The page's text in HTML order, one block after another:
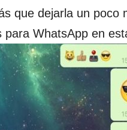
que dejarla un poco
WhatsApp en